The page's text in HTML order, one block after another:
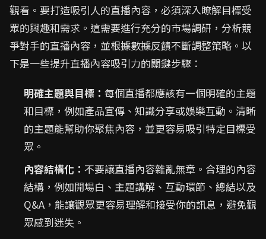
觀看。要打造吸引人的直播內容，必須深入瞭解目標受
眾的興趣和需求。這需要進行充分的市場調研，分析競
爭對手的直播內容，並根據數據反饋不斷調整策略。以
下是一些提升直播內容吸引力的關鍵步驟：
明確主題與目標： 每個直播都應該有一個明確的主題
和目標，例如產品宣傳、知識分享或娛樂互動。清晰
的主題能幫助你聚焦內容，並更容易吸引特定目標受
眾。
內容結構化： 不要讓直播內容雜亂無章。合理的內容
結構，例如開場白、主題講解、互動環節、總結以及
Q&A，能讓觀眾更容易理解和接受你的訊息，避免觀
眾感到迷失。